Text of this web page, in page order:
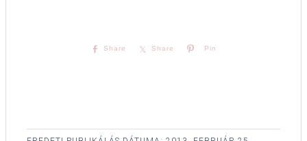
Share Share Pin